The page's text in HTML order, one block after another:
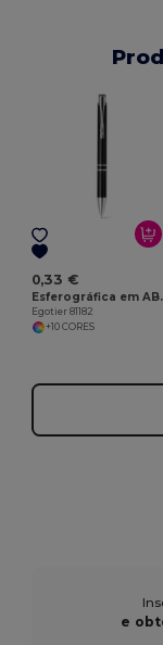
0,33 €
Egotier 81182
+10 CORES
e